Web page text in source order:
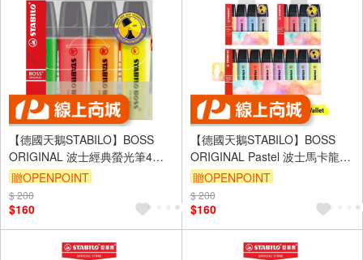
【德國天鵝STABILO】BOSS
ORIGINAL 波士經典螢光筆4色
(ST70/4)
贈OPENPOINT
$ 200
$160
【德國天鵝STABILO】BOSS
ORIGINAL Pastel 波士馬卡龍色
經典螢光筆 4色-ST70/4-2
贈OPENPOINT
$ 200
$160